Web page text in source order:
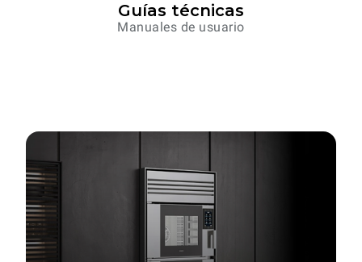
Guías técnicas
Manuales de usuario